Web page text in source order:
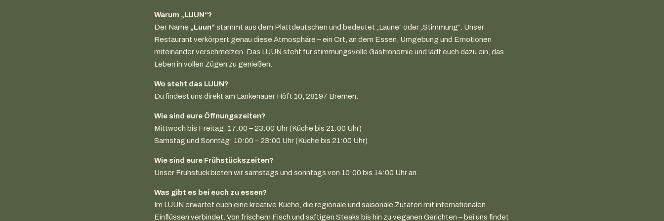
Warum „LUUN“?
Der Name „Luun“ stammt aus dem Plattdeutschen und bedeutet „Laune“ oder „Stimmung“. Unser
Restaurant verkörpert genau diese Atmosphäre – ein Ort, an dem Essen, Umgebung und Emotionen
miteinander verschmelzen. Das LUUN steht für stimmungsvolle Gastronomie und lädt euch dazu ein, das
Leben in vollen Zügen zu genießen.
Wo steht das LUUN?
Du findest uns direkt am Lankenauer Höft 10, 28197 Bremen.
Wie sind eure Öffnungszeiten?
Mittwoch bis Freitag: 17:00 – 23:00 Uhr (Küche bis 21:00 Uhr)
Samstag und Sonntag: 10:00 – 23:00 Uhr (Küche bis 21:00 Uhr)
Wie sind eure Frühstückszeiten?
Unser Frühstück bieten wir samstags und sonntags von 10:00 bis 14:00 Uhr an.
Was gibt es bei euch zu essen?
Im LUUN erwartet euch eine kreative Küche, die regionale und saisonale Zutaten mit internationalen
Einflüssen verbindet. Von frischem Fisch und saftigen Steaks bis hin zu veganen Gerichten – bei uns findet